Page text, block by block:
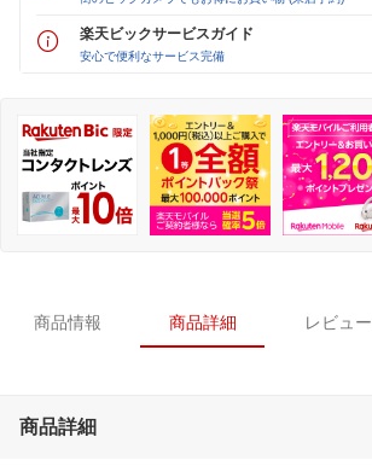
楽天ビックサービスガイド
安心で便利なサービス完備
商品情報 商品詳細 レビュー
商品詳細